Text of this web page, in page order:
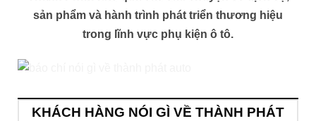
sản phẩm và hành trình phát triển thương hiệu
trong lĩnh vực phụ kiện ô tô.
KHÁCH HÀNG NÓI GÌ VỀ THÀNH PHÁT